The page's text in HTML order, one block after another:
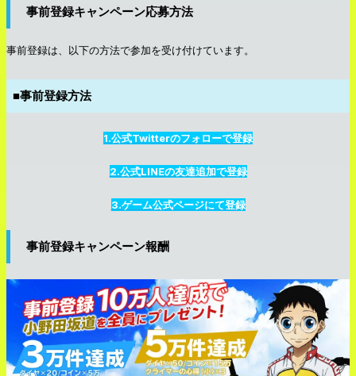
事前登録キャンペーン応募方法
事前登録は、以下の方法で参加を受け付けています。
■事前登録方法
1.公式Twitterのフォローで登録
2.公式LINEの友達追加で登録
3.ゲーム公式ページにて登録
事前登録キャンペーン報酬